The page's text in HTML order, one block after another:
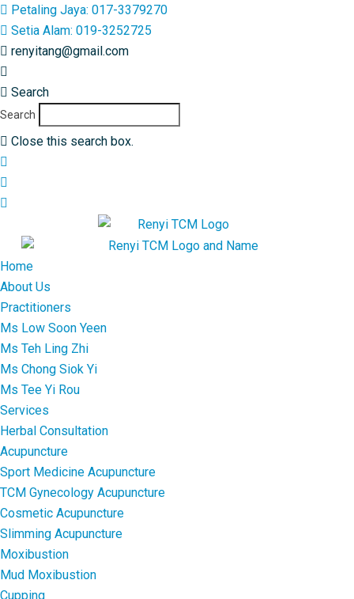
Petaling Jaya: 017-3379270
Setia Alam: 019-3252725
renyitang@gmail.com
Search
Search
Close this search box.
Home
About Us
Practitioners
Ms Low Soon Yeen
Ms Teh Ling Zhi
Ms Chong Siok Yi
Ms Tee Yi Rou
Services
Herbal Consultation
Acupuncture
Sport Medicine Acupuncture
TCM Gynecology Acupuncture
Cosmetic Acupuncture
Slimming Acupuncture
Moxibustion
Mud Moxibustion
Cupping